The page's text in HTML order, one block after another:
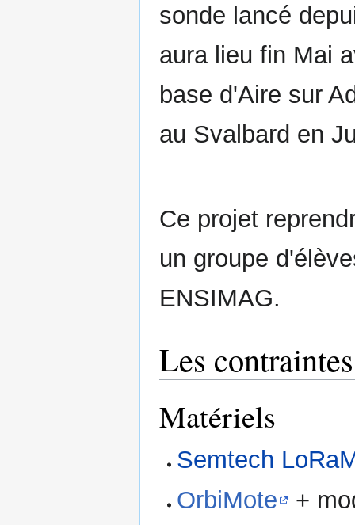
sonde lancé
aura lieu fin Mai
base d'Aire sur
au Svalbard en
Ce projet
un groupe
ENSIMAG.
Les
Matériels
Semtech
OrbiMote
+